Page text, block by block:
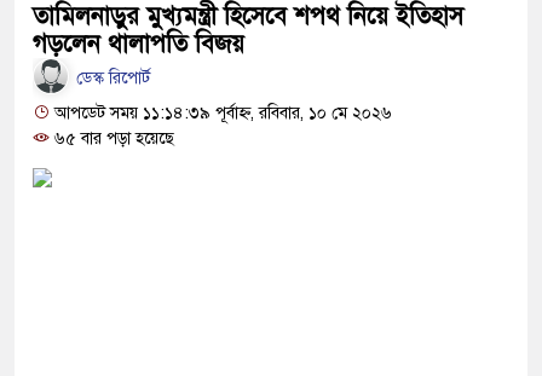
কারাগারে
বেরোবির ৭ শিক্ষকের বি’রু’দ্ধে কমিটি
তামিলনাড়ুর মুখ্যমন্ত্রী হিসেবে শপথ নিয়ে ইতিহাস
গড়লেন থালাপতি বিজয়
ডেস্ক রিপোর্ট
আপডেট সময় ১১:১৪:৩৯ পূর্বাহ্ন, রবিবার, ১০ মে ২০২৬
৬৫ বার পড়া হয়েছে